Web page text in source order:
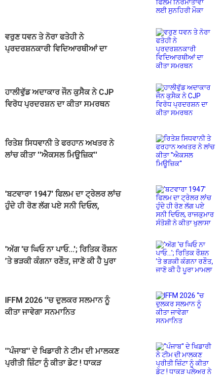
ਵਰੁਣ ਧਵਨ ਤੇ ਨੋਰਾ ਫਤੇਹੀ ਨੇ
ਪ੍ਰਦਰਸ਼ਨਕਾਰੀ ਵਿਦਿਆਰਥੀਆਂ ਦਾ
ਹਾਲੀਵੁੱਡ ਅਦਾਕਾਰ ਜੌਨ ਕੁਸੈਕ ਨੇ CJP
ਵਿਰੋਧ ਪ੍ਰਦਰਸ਼ਨ ਦਾ ਕੀਤਾ ਸਮਰਥਨ
ਰਿਤੇਸ਼ ਸਿਧਵਾਨੀ ਤੇ ਫਰਹਾਨ ਅਖਤਰ ਨੇ
ਲਾਂਚ ਕੀਤਾ ''ਐਕਸਲ ਮਿਊਜ਼ਿਕ''
'ਬਟਵਾਰਾ 1947' ਫਿਲਮ ਦਾ ਟ੍ਰੇਲਰ ਲਾਂਚ
ਹੁੰਦੇ ਹੀ ਰੋਣ ਲੱਗ ਪਏ ਸਨੀ ਦਿਓਲ,
'ਅੱਗ 'ਚ ਘਿਓ ਨਾ ਪਾਓ...'; ਰਿਤਿਕ ਰੌਸ਼ਨ
’ਤੇ ਭੜਕੀ ਕੰਗਨਾ ਰਣੌਤ, ਜਾਣੋ ਕੀ ਹੈ ਪੂਰਾ
IFFM 2026 ''ਚ ਦੁਲਕਰ ਸਲਮਾਨ ਨੂੰ
ਕੀਤਾ ਜਾਵੇਗਾ ਸਨਮਾਨਿਤ
''ਪੰਜਾਬ'' ਦੇ ਖਿਡਾਰੀ ਨੇ ਟੀਮ ਦੀ ਮਾਲਕਣ
ਪ੍ਰੀਤੀ ਜ਼ਿੰਟਾ ਨੂੰ ਕੀਤਾ ਡੇਟ ! ਧਾਕੜ